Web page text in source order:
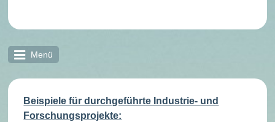
Menü
Beispiele für durchgeführte Industrie- und
Forschungsprojekte: